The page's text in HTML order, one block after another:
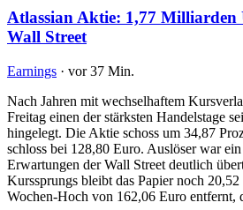
Atlassian Aktie: 1,77 Milliarden
Wall Street
Earnings · vor 37 Min.
Nach Jahren mit wechselhaftem
Freitag einen der stärksten Handelstage
hingelegt. Die Aktie schoss um 34,87
schloss bei 128,80 Euro. Auslöser war
Erwartungen der Wall Street deutlich
Kurssprungs bleibt das Papier noch
Wochen-Hoch von 162,06 Euro entfernt,